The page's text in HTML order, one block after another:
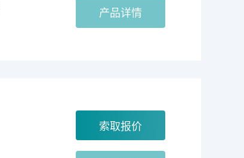
产品详情